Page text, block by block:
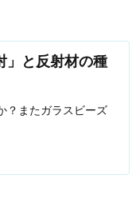
」と反射材の種
？またガラスビーズ